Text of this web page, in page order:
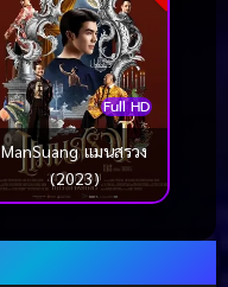
Full HD
ManSuang แมนสรวง
(2023)